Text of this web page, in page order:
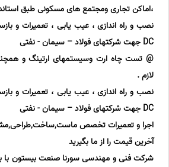
،اماکن تجاری ومجتمع های مسکونی طبق
DC جهت شرکتهای فولاد – سیمان - نفتی
@ تست چاه ارت وسیستمهای ارتینگ و
لازم .
DC جهت شرکتهای فولاد – سیمان - نفتی
اجرا و تعمیرات تخصص
آخرین قیمت را از ما بگیرید